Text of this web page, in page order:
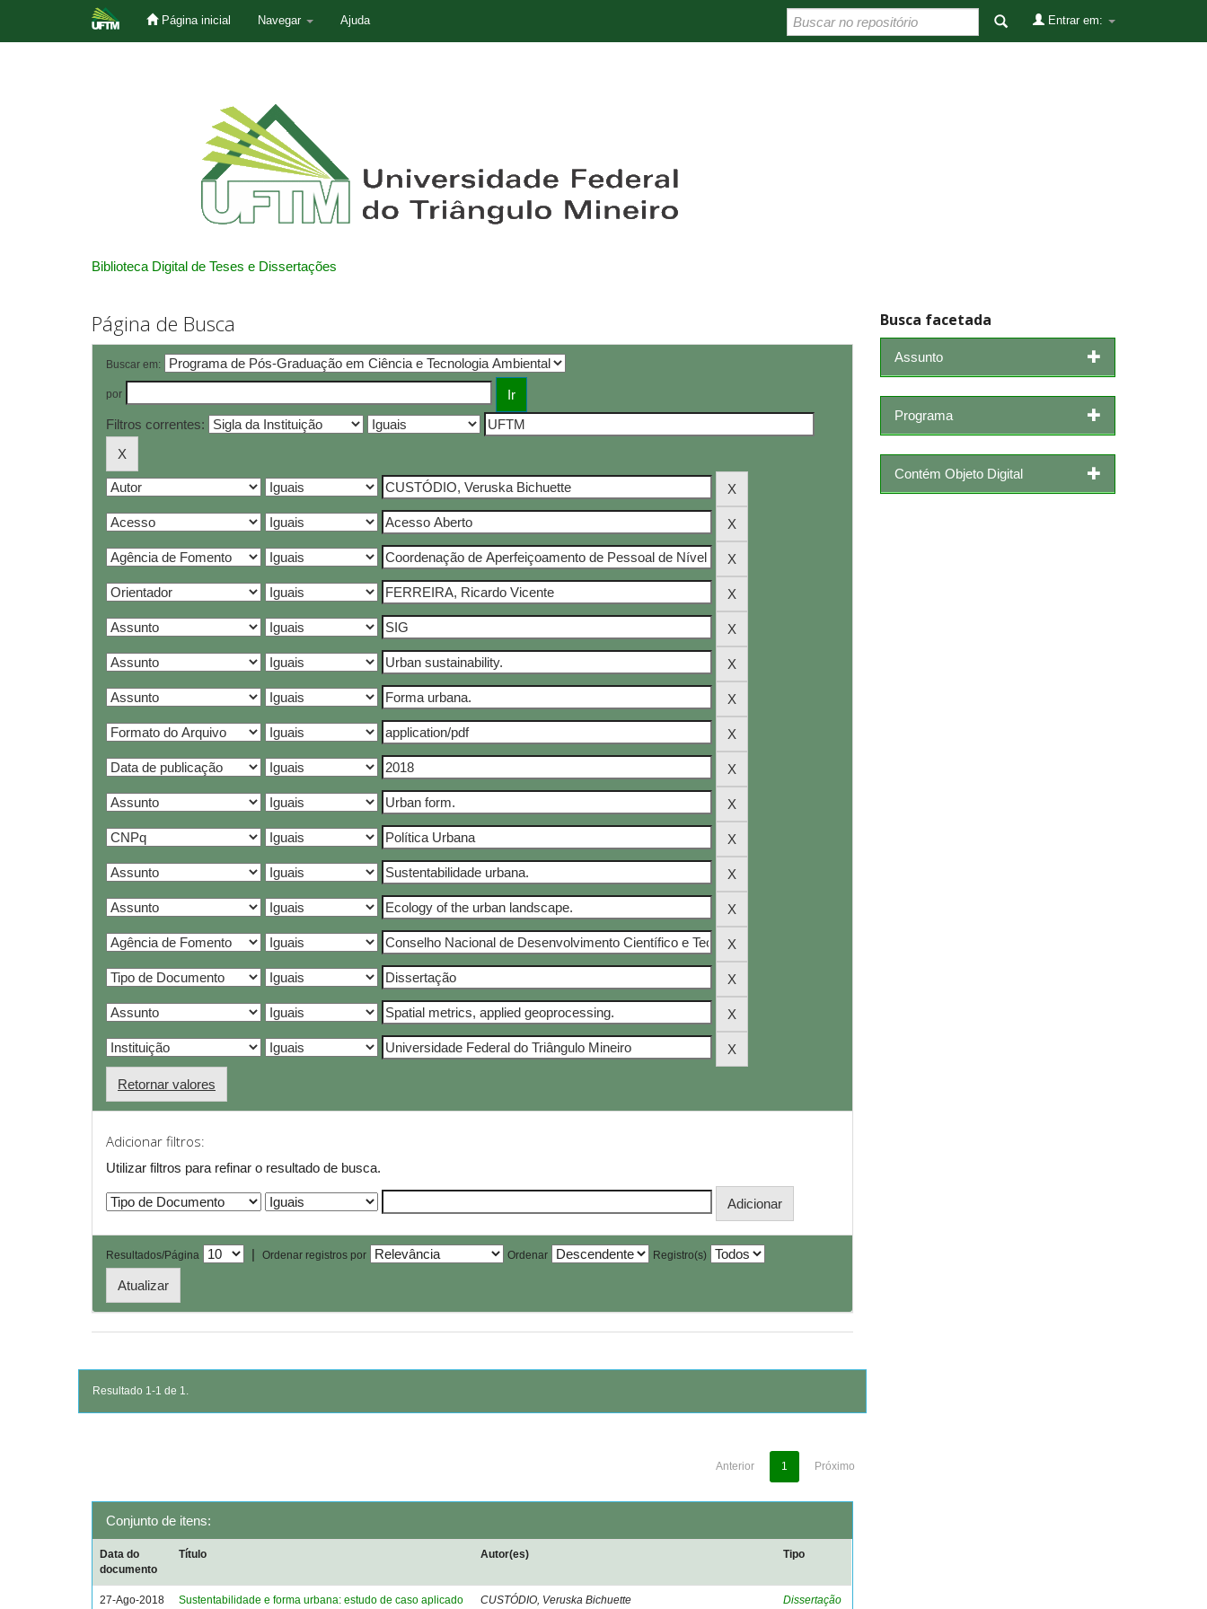
Página inicial Navegar Ajuda Entrar em:
Biblioteca Digital de Teses e Dissertações
Página de Busca
Buscar em:
por
Filtros correntes:
Retornar valores
Adicionar filtros:
Utilizar filtros para refinar o resultado de busca.
Resultados/Página | Ordenar registros por Ordenar Registro(s)
Resultado 1-1 de 1.
Anterior 1 Próximo
Conjunto de itens:
Data do
documento
Título Autor(es) Tipo
27-Ago-2018 Sustentabilidade e forma urbana: estudo de caso aplicado CUSTÓDIO, Veruska Bichuette Dissertação
Busca facetada
Assunto
Programa
Contém Objeto Digital